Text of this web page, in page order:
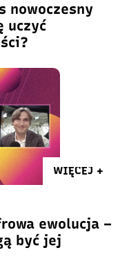
nowoczesny
uczyć
WIĘCEJ +
ewolucja –
być jej